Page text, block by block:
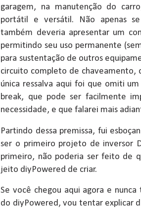
garagem, na manutenção do
portátil e versátil. Não apenas
também deveria apresentar um
permitindo seu uso permanente
para sustentação de outros
circuito completo de chaveamento,
única ressalva aqui foi que omiti
break, que pode ser facilmente
necessidade, e que falarei mais
Partindo dessa premissa, fui
ser o primeiro projeto de inversor
primeiro, não poderia ser feito de
jeito diyPowered de criar.
Se você chegou aqui agora e
do diyPowered, vou tentar explicar